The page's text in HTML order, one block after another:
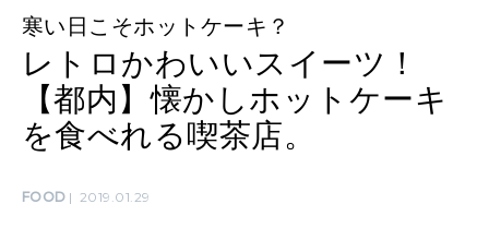
算命学がわかる今月のあなた
LEARN
知る、考える
MAMA
寒い日こそホットケーキ？
レトロかわいいスイーツ！
【都内】懐かしホットケーキ
を食べれる喫茶店。
FOOD 2019.01.29